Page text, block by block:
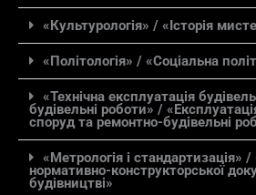
«Культурологія» / «Історія
«Політологія» / «Соціальна
«Технічна експлуатація
будівельні роботи» /
споруд та ремонтно-будівельні
«Метрологія і стандартизація»
нормативно-конструкторської
будівництві»